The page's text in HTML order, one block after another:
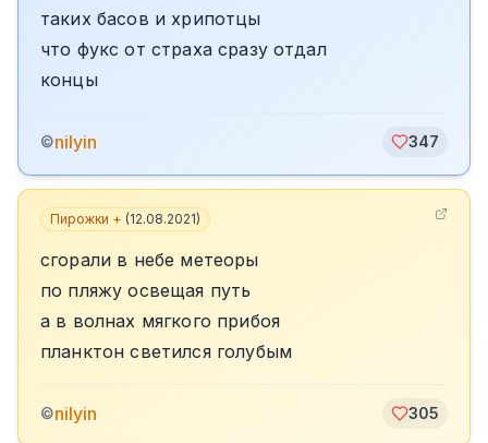
таких басов и хрипотцы
что фукс от страха сразу отдал
концы
©nilyin 347
Пирожки + (12.08.2021)
сгорали в небе метеоры
по пляжу освещая путь
а в волнах мягкого прибоя
планктон светился голубым
©nilyin 305